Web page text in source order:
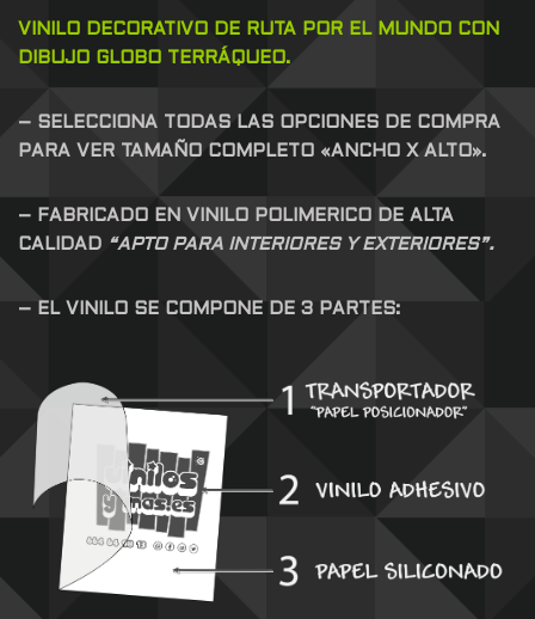
VINILO DECORATIVO DE RUTA POR EL MUNDO CON
DIBUJO GLOBO TERRÁQUEO.
– SELECCIONA TODAS LAS OPCIONES DE COMPRA
PARA VER TAMAÑO COMPLETO «ANCHO X ALTO».
– FABRICADO EN VINILO POLIMERICO DE ALTA
CALIDAD “APTO PARA INTERIORES Y EXTERIORES”.
– EL VINILO SE COMPONE DE 3 PARTES: